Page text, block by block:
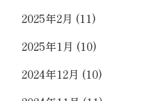
2025年2月 (11)
2025年1月 (10)
2024年12月 (10)